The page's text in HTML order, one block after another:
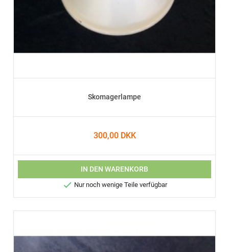
Skomagerlampe
300,00 DKK
IN DEN WARENKORB
 Nur noch wenige Teile verfügbar